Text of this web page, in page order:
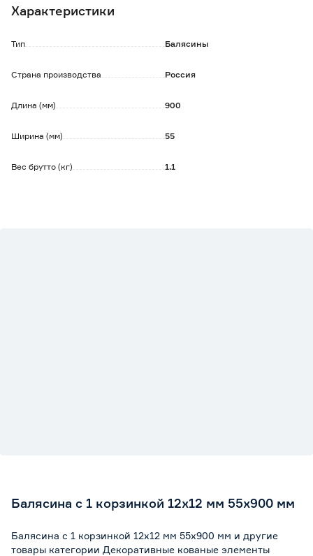
(ржавчины), не влияющей на геометрию и прочность
обработка поверхности материала.
Характеристики
Тип Балясины
Страна производства Россия
Длина (мм) 900
Ширина (мм) 55
Вес брутто (кг) 1.1
Балясина с 1 корзинкой 12х12 мм 55х900 мм
Балясина с 1 корзинкой 12х12 мм 55х900 мм и другие
товары категории Декоративные кованые элементы